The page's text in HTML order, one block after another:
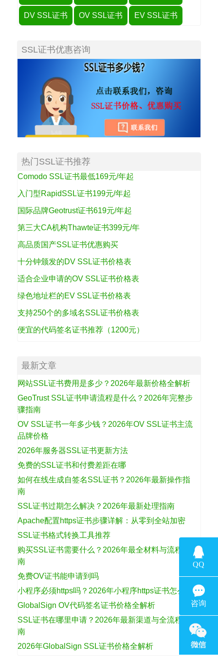
DV SSL证书 OV SSL证书 EV SSL证书
SSL证书优惠咨询
热门SSL证书推荐
Comodo SSL证书最低169元/年起
入门型RapidSSL证书199元/年起
国际品牌Geotrust证书619元/年起
第三大CA机构Thawte证书399元/年
高品质国产SSL证书优惠购买
十分钟颁发的DV SSL证书价格表
适合企业申请的OV SSL证书价格表
绿色地址栏的EV SSL证书价格表
支持250个的多域名SSL证书价格表
便宜的代码签名证书推荐（1200元）
最新文章
网站SSL证书费用是多少？2026年最新价格全解析
GeoTrust SSL证书申请流程是什么？2026年完整步
骤指南
OV SSL证书一年多少钱？2026年OV SSL证书主流
品牌价格
2026年服务器SSL证书更新方法
免费的SSL证书和付费差距在哪
如何在线生成自签名SSL证书？2026年最新操作指
南
SSL证书过期怎么解决？2026年最新处理指南
Apache配置https证书步骤详解：从零到全站加密
SSL证书格式转换工具推荐
购买SSL证书需要什么？2026年最全材料与流程指
南
免费OV证书能申请到吗
小程序必须https吗？2026年小程序https证书怎么选
GlobalSign OV代码签名证书价格全解析
SSL证书在哪里申请？2026年最新渠道与全流程指
南
2026年GlobalSign SSL证书价格全解析